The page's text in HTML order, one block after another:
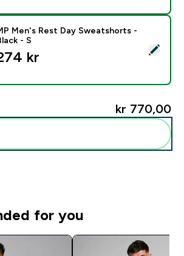
- MP Men's Rest Day
Men's Rest Day Sweatshorts -
- S
kr‎
kr 770,00‎
for you